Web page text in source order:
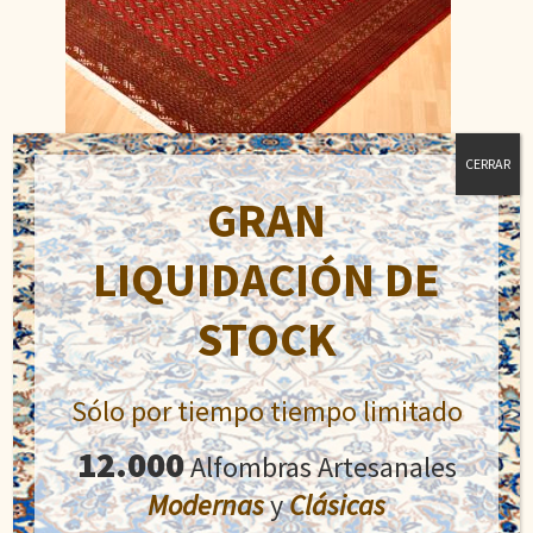
Turkeman
2.400,00€
El
precio
original
era:
2.400,00€.
1.600,00€El
precio
actual
es:
1.600,00€.
Añadir al carrito
GRAN
LIQUIDACIÓN DE
STOCK
Sólo por tiempo tiempo limitado
12.000Alfombras Artesanales
ModernasyClásicas
CERRAR